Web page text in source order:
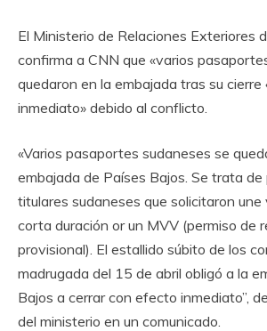
El Ministerio de Relaciones Exteriores
confirma a CNN que «varios
quedaron en la embajada tras su
inmediato» debido al conflicto.
«Varios pasaportes sudaneses se
embajada de Países Bajos. Se trata
titulares sudaneses que solicitaron une
corta duración or un MVV (permiso de
provisional). El estallido súbito de los
madrugada del 15 de abril obligó a la
Bajos a cerrar con efecto inmediato”,
del ministerio en un comunicado.